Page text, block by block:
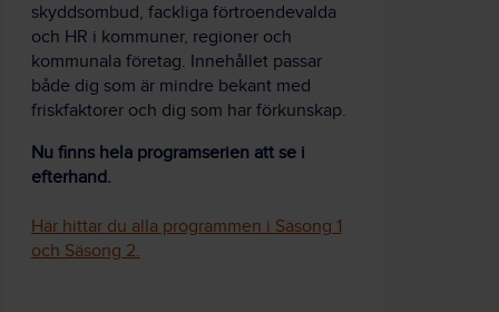
skyddsombud, fackliga förtroendevalda
och HR i kommuner, regioner och
kommunala företag. Innehållet passar
både dig som är mindre bekant med
friskfaktorer och dig som har förkunskap.
Nu finns hela programserien att se i
efterhand.
Här hittar du alla programmen i Säsong 1
och Säsong 2.